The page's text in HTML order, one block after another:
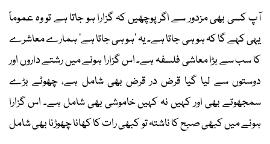
آپ کسی بھی مزدور سے اگر پوچھیں کہ گزارا ہو جاتا ہے تو وہ عموماً
یہی کہے گا کہ ہو ہی جاتا ہے۔ یہ ’ہو ہی جاتا ہے‘ ہمارے معاشرے
کا سب سے بڑا معاشی فلسفہ ہے۔ اس گزارا ہونے میں رشتے داروں اور
دوستوں سے لیا گیا قرض در قرض بھی شامل ہے، چھوٹے بڑے
سمجھوتے بھی اور کہیں نہ کہیں خاموشی بھی شامل ہے۔ اس گزارا
ہونے میں کبھی صبح کا ناشتہ تو کبھی رات کا کھانا چھوڑنا بھی شامل